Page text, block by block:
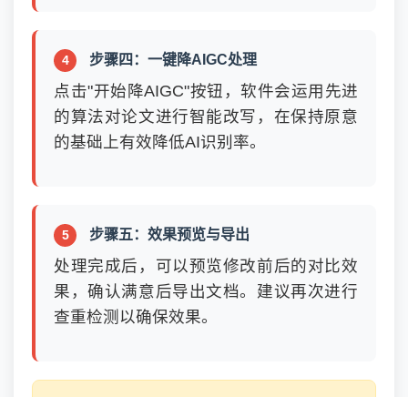
步骤四：一键降AIGC处理
点击"开始降AIGC"按钮，软件会运用先进
的算法对论文进行智能改写，在保持原意
的基础上有效降低AI识别率。
步骤五：效果预览与导出
处理完成后，可以预览修改前后的对比效
果，确认满意后导出文档。建议再次进行
查重检测以确保效果。